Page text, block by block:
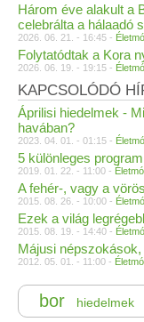
Három éve alakult a
celebrálta a hálaadó
2026. 06. 21. - 16:45 -
Folytatódtak a Kora
2026. 06. 19. - 19:15 -
KAPCSOLÓDÓ
Áprilisi hiedelmek -
havában?
2023. 04. 01. - 01:15 -
5 különleges
2019. 01. 22. - 11:00 -
A fehér-, vagy a
2015. 08. 26. - 10:00 -
Ezek a világ
2015. 08. 19. - 14:40 -
Májusi népszokások,
2012. 05. 01. - 11:00 -
bor hiedelmek